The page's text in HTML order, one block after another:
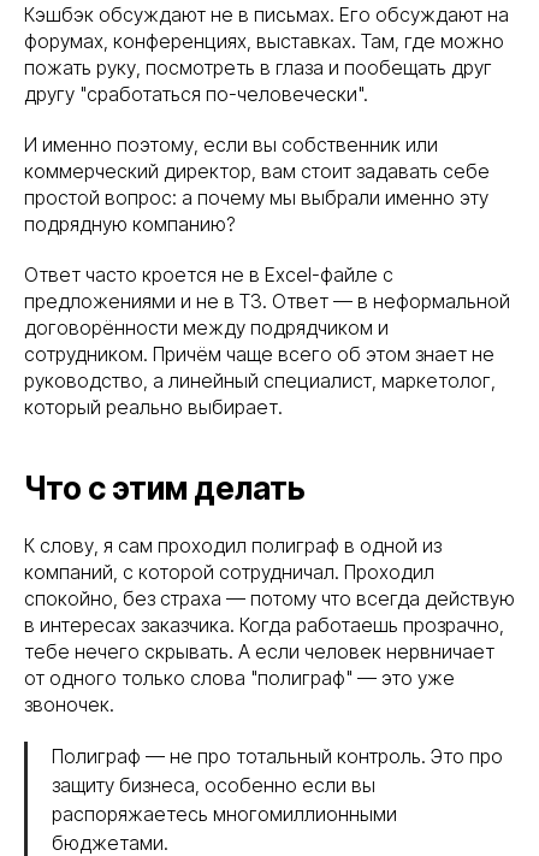
Кэшбэк обсуждают не в письмах. Его обсуждают на
форумах, конференциях, выставках. Там, где можно
пожать руку, посмотреть в глаза и пообещать друг
другу "сработаться по-человечески".
И именно поэтому, если вы собственник или
коммерческий директор, вам стоит задавать себе
простой вопрос: а почему мы выбрали именно эту
подрядную компанию?
Ответ часто кроется не в Excel-файле с
предложениями и не в ТЗ. Ответ — в неформальной
договорённости между подрядчиком и
сотрудником. Причём чаще всего об этом знает не
руководство, а линейный специалист, маркетолог,
который реально выбирает.
Что с этим делать
К слову, я сам проходил полиграф в одной из
компаний, с которой сотрудничал. Проходил
спокойно, без страха — потому что всегда действую
в интересах заказчика. Когда работаешь прозрачно,
тебе нечего скрывать. А если человек нервничает
от одного только слова "полиграф" — это уже
звоночек.
Полиграф — не про тотальный контроль. Это про
защиту бизнеса, особенно если вы
распоряжаетесь многомиллионными
бюджетами.